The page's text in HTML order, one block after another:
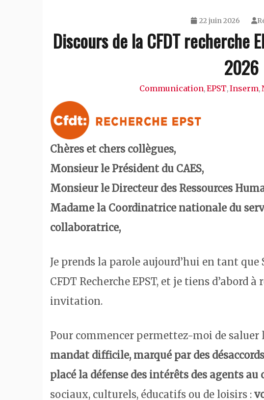
22 juin 2026
Discours de la CFDT recherche
2026
Communication,EPST,Inserm,
Chères et chers collègues,
Monsieur le Président du CAES,
Monsieur le Directeur des Ressources
Madame la Coordinatrice nationale du
collaboratrice,
Je prends la parole aujourd’hui en tant
CFDT Recherche EPST, et je tiens d’abord
invitation.
Pour commencer permettez-moi de saluer
mandat difficile, marqué par des
placé la défense des intérêts des agents
sociaux, culturels, éducatifs ou de loisirs :